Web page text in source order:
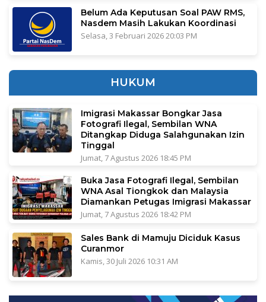
Belum Ada Keputusan Soal PAW RMS,
Nasdem Masih Lakukan Koordinasi
Selasa, 3 Februari 2026 20:03 PM
HUKUM
Imigrasi Makassar Bongkar Jasa
Fotografi Ilegal, Sembilan WNA
Ditangkap Diduga Salahgunakan Izin
Tinggal
Jumat, 7 Agustus 2026 18:45 PM
Buka Jasa Fotografi Ilegal, Sembilan
WNA Asal Tiongkok dan Malaysia
Diamankan Petugas Imigrasi Makassar
Jumat, 7 Agustus 2026 18:42 PM
Sales Bank di Mamuju Diciduk Kasus
Curanmor
Kamis, 30 Juli 2026 10:31 AM